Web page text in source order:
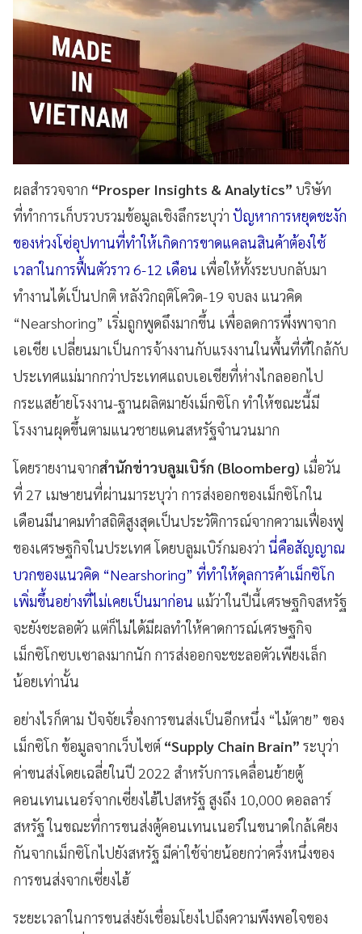
ผลสำรวจจาก “Prosper Insights & Analytics” บริษัท
ที่ทำการเก็บรวบรวมข้อมูลเชิงลึกระบุว่า ปัญหาการหยุดชะงัก
ของห่วงโซ่อุปทานที่ทำให้เกิดการขาดแคลนสินค้าต้องใช้
เวลาในการฟื้นตัวราว 6-12 เดือน เพื่อให้ทั้งระบบกลับมา
ทำงานได้เป็นปกติ หลังวิกฤติโควิด-19 จบลง แนวคิด
“Nearshoring” เริ่มถูกพูดถึงมากขึ้น เพื่อลดการพึ่งพาจาก
เอเชีย เปลี่ยนมาเป็นการจ้างงานกับแรงงานในพื้นที่ที่ใกล้กับ
ประเทศแม่มากกว่าประเทศแถบเอเชียที่ห่างไกลออกไป
กระแสย้ายโรงงาน-ฐานผลิตมายังเม็กซิโก ทำให้ขณะนี้มี
โรงงานผุดขึ้นตามแนวชายแดนสหรัฐจำนวนมาก
โดยรายงานจากสำนักข่าวบลูมเบิร์ก (Bloomberg) เมื่อวัน
ที่ 27 เมษายนที่ผ่านมาระบุว่า การส่งออกของเม็กซิโกใน
เดือนมีนาคมทำสถิติสูงสุดเป็นประวัติการณ์จากความเฟื่องฟู
ของเศรษฐกิจในประเทศ โดยบลูมเบิร์กมองว่า นี่คือสัญญาณ
บวกของแนวคิด “Nearshoring” ที่ทำให้ดุลการค้าเม็กซิโก
เพิ่มขึ้นอย่างที่ไม่เคยเป็นมาก่อน แม้ว่าในปีนี้เศรษฐกิจสหรัฐ
จะยังชะลอตัว แต่ก็ไม่ได้มีผลทำให้คาดการณ์เศรษฐกิจ
เม็กซิโกซบเซาลงมากนัก การส่งออกจะชะลอตัวเพียงเล็ก
น้อยเท่านั้น
อย่างไรก็ตาม ปัจจัยเรื่องการขนส่งเป็นอีกหนึ่ง “ไม้ตาย” ของ
เม็กซิโก ข้อมูลจากเว็บไซต์ “Supply Chain Brain” ระบุว่า
ค่าขนส่งโดยเฉลี่ยในปี 2022 สำหรับการเคลื่อนย้ายตู้
คอนเทนเนอร์จากเซี่ยงไฮ้ไปสหรัฐ สูงถึง 10,000 ดอลลาร์
สหรัฐ ในขณะที่การขนส่งตู้คอนเทนเนอร์ในขนาดใกล้เคียง
กันจากเม็กซิโกไปยังสหรัฐ มีค่าใช้จ่ายน้อยกว่าครึ่งหนึ่งของ
การขนส่งจากเซี่ยงไฮ้
ระยะเวลาในการขนส่งยังเชื่อมโยงไปถึงความพึงพอใจของ